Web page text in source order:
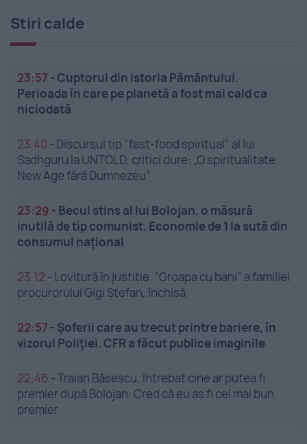
Stiri calde
23:57 -Cuptorul din istoria Pământului.
Perioada în care pe planetă a fost mai cald ca
niciodată
23:40 - Discursul tip "fast-food spiritual" al lui
Sadhguru la UNTOLD, critici dure: „O spiritualitate
New Age fără Dumnezeu”
23:29 - Becul stins al lui Bolojan, o măsură
inutilă de tip comunist. Economie de 1 la sută din
consumul național
23:12 - Lovitură în justiție. "Groapa cu bani" a familiei
procurorului Gigi Ștefan, închisă
22:57 - Șoferii care au trecut printre bariere, în
vizorul Poliției. CFR a făcut publice imaginile
22:46 -Traian Băsescu, întrebat cine ar putea fi
premier după Bolojan: Cred că eu aș fi cel mai bun
premier